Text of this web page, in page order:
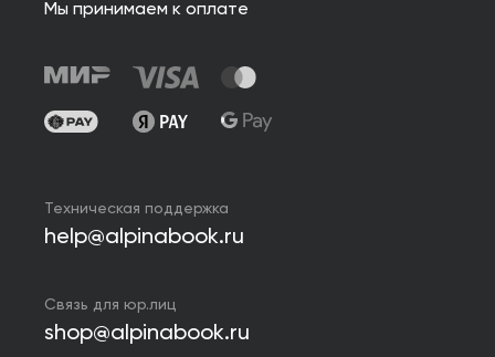
Мы принимаем к оплате
Техническая поддержка
help@alpinabook.ru
Связь для юр.лиц
shop@alpinabook.ru